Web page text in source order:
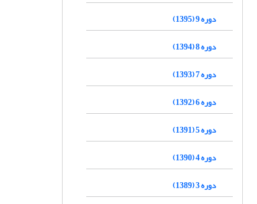
دوره 9 (1395)
دوره 8 (1394)
دوره 7 (1393)
دوره 6 (1392)
دوره 5 (1391)
دوره 4 (1390)
دوره 3 (1389)